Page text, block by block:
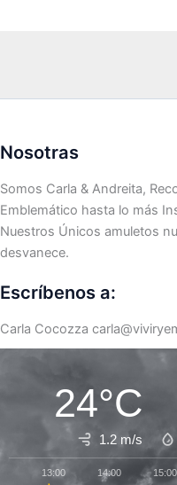
Nosotras
Somos Carla & Andreita,
Emblemático hasta lo más
Nuestros Únicos amuletos
desvanece.
Escríbenos a:
Carla Cocozza
24°C
1.2 m/s
13:00 14:00 15:00